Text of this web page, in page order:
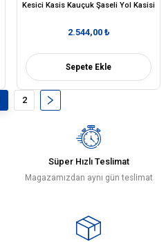
Kesici Kasis Kauçuk Şaseli Yol Kasisi
2.544,00 ₺
Sepete Ekle
2
Süper Hızlı Teslimat
Magazamızdan aynı gün teslimat